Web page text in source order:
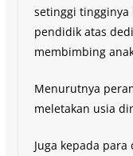
setinggi tingginya
pendidik atas
membimbing
Menurutnya
meletakan usia
Juga kepada